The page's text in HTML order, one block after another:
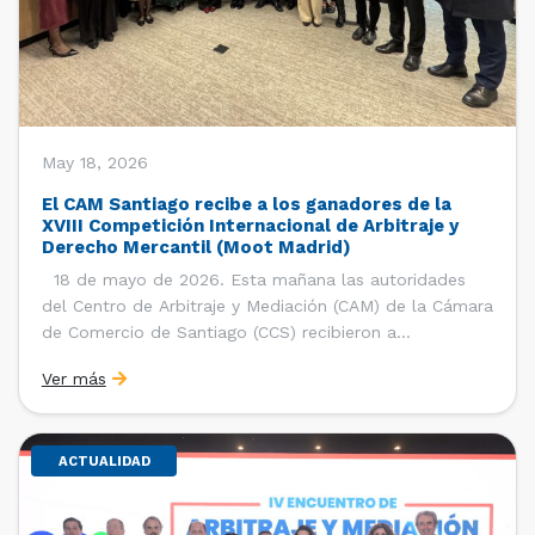
May 18, 2026
El CAM Santiago recibe a los ganadores de la
XVIII Competición Internacional de Arbitraje y
Derecho Mercantil (Moot Madrid)
18 de mayo de 2026. Esta mañana las autoridades
del Centro de Arbitraje y Mediación (CAM) de la Cámara
de Comercio de Santiago (CCS) recibieron a
Facultad de Derecho de la Universidad de Chile que se
consagró como ganador de la […]
Ver más
ACTUALIDAD